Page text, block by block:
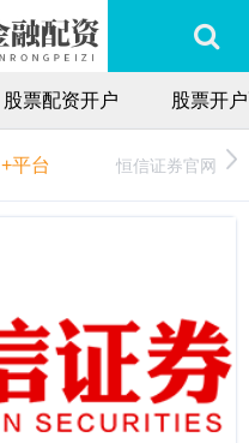
股票配资开户 股票开
+平台 恒信证券官网